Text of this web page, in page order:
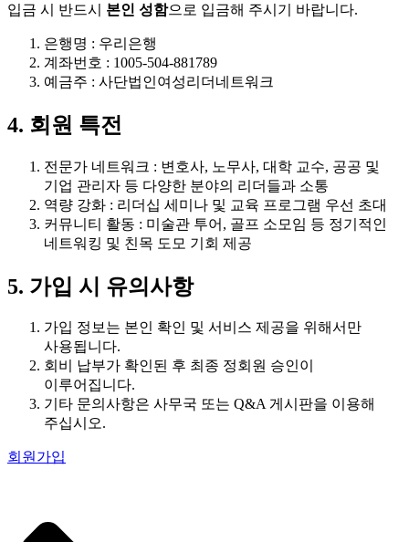
입금 시 반드시 본인 성함으로 입금해 주시기 바랍니다.
은행명 : 우리은행
계좌번호 : 1005-504-881789
예금주 : 사단법인여성리더네트워크
4. 회원 특전
전문가 네트워크 : 변호사, 노무사, 대학 교수, 공공 및
기업 관리자 등 다양한 분야의 리더들과 소통
역량 강화 : 리더십 세미나 및 교육 프로그램 우선 초대
커뮤니티 활동 : 미술관 투어, 골프 소모임 등 정기적인
네트워킹 및 친목 도모 기회 제공
5. 가입 시 유의사항
가입 정보는 본인 확인 및 서비스 제공을 위해서만
사용됩니다.
회비 납부가 확인된 후 최종 정회원 승인이
이루어집니다.
기타 문의사항은 사무국 또는 Q&A 게시판을 이용해
주십시오.
회원가입